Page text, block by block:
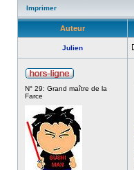
Imprimer
Auteur
Julien
N° 29: Grand maître de la
Farce